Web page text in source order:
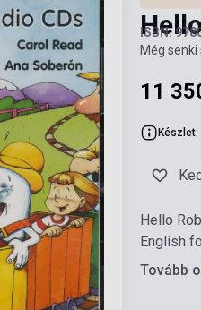
ISBN:
Még
11
Hello
English
Tovább